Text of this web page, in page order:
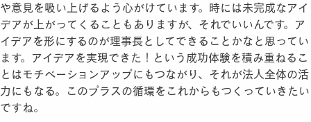
や意見を吸い上げるよう心がけています。時には未完成なアイ
デアが上がってくることもありますが、それでいいんです。ア
イデアを形にするのが理事長としてできることかなと思ってい
ます。アイデアを実現できた！という成功体験を積み重ねるこ
とはモチベーションアップにもつながり、それが法人全体の活
力にもなる。このプラスの循環をこれからもつくっていきたい
ですね。